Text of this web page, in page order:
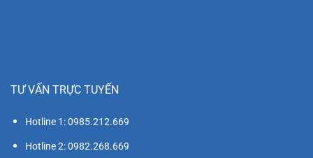
TƯ VẤN TRỰC TUYẾN
Hotline 1: 0985.212.669
Hotline 2: 0982.268.669